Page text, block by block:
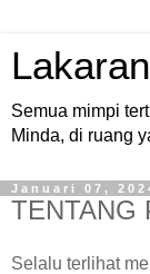
Semua mimpi
Minda, di ruang
Januari 07,
TENTANG
Selalu terlihat